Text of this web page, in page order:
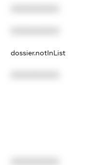
dossier.notInList